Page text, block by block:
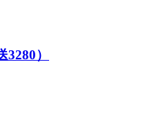
）